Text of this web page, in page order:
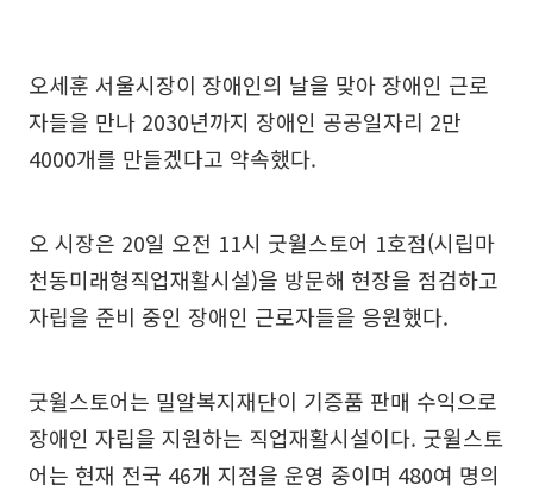
오세훈 서울시장이 장애인의 날을 맞아 장애인 근로
자들을 만나 2030년까지 장애인 공공일자리 2만
4000개를 만들겠다고 약속했다.
오 시장은 20일 오전 11시 굿윌스토어 1호점(시립마
천동미래형직업재활시설)을 방문해 현장을 점검하고
자립을 준비 중인 장애인 근로자들을 응원했다.
굿윌스토어는 밀알복지재단이 기증품 판매 수익으로
장애인 자립을 지원하는 직업재활시설이다. 굿윌스토
어는 현재 전국 46개 지점을 운영 중이며 480여 명의